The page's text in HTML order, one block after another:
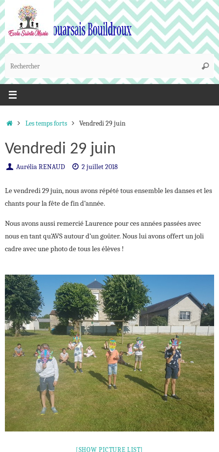
Passer
au
contenu
:
AccueilLes temps forts Vendredi 29 juin
Vendredi 29 juin
Aurélia RENAUD 2 juillet 2018
Le vendredi 29 juin, nous avons répété tous ensemble les danses et les
chants pour la fête de fin d’année.
Nous avons aussi remercié Laurence pour ces années passées avec
nous en tant qu’AVS autour d’un goûter. Nous lui avons offert un joli
cadre avec une photo de tous les élèves !
[SHOW PICTURE LIST]